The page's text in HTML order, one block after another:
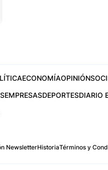
ECONOMÍAOPINIÓN
EMPRESASDEPORTESDIARIO
NewsletterHistoriaTérminos y